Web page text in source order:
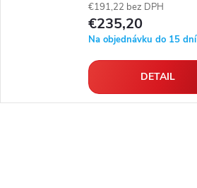
€191,22 bez DPH
€235,20
Na objednávku do 15 dní
DETAIL